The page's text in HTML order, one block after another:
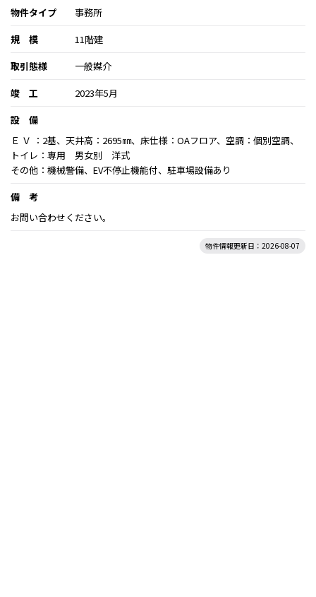
物件タイプ
事務所
規 模
11階建
取引態様
一般媒介
竣 工
2023年5月
設 備
Ｅ Ｖ ：2基、天井高：2695㎜、床仕様：OAフロア、空調：個別空調、
トイレ：専用 男女別 洋式
その他：機械警備、EV不停止機能付、駐車場設備あり
備 考
お問い合わせください。
物件情報更新日：2026-08-07